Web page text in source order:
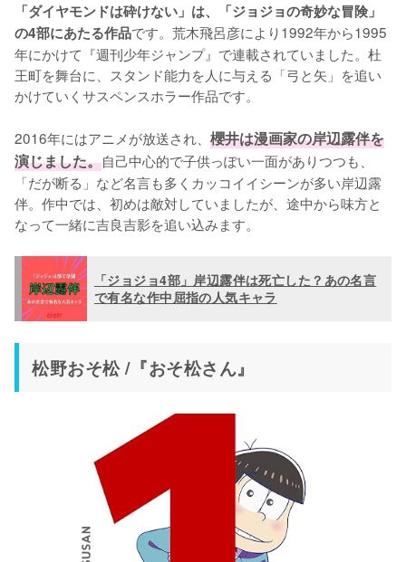
「ダイヤモンドは砕けない」は、「ジョジョの奇妙な冒険」
の4部にあたる作品です。荒木飛呂彦により1992年から1995
年にかけて『週刊少年ジャンプ』で連載されていました。杜
王町を舞台に、スタンド能力を人に与える「弓と矢」を追い
かけていくサスペンスホラー作品です。
2016年にはアニメが放送され、 櫻井は漫画家の岸辺露伴を
演じました。自己中心的で子供っぽい一面がありつつも、
「だが断る」など名言も多くカッコイイシーンが多い岸辺露
伴。作中では、初めは敵対していましたが、途中から味方と
なって一緒に吉良吉影を追い込みます。
「ジョジョ4部」岸辺露伴は死亡した？あの名言
で有名な作中屈指の人気キャラ
松野おそ松 /『おそ松さん』